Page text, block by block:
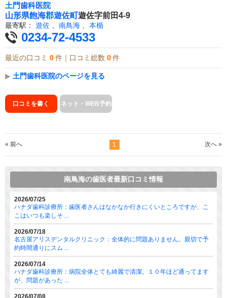
土門歯科医院
山形県飽海郡遊佐町遊佐字前田4-9
最寄駅： 遊佐 南鳥海 本楯
0234-72-4533
最近の口コミ 0 件｜口コミ総数 0 件
▶ 土門歯科医院のページを見る
口コミを書く ネット・WEB予約
« 前へ 1 次へ »
南鳥海の歯医者最新口コミ情報
2026/07/25
ハナダ歯科診療所：歯医者さんはなかなか行きにくいところですが、こ
こはいつも楽しそ ...
2026/07/18
名古屋アリスデンタルクリニック：全体的に問題ありません。親切で予
約時間通りにスム ...
2026/07/14
ハナダ歯科診療所：病院全体とても綺麗で清潔。１０年ほど通ってます
が、問題があった ...
2026/07/08